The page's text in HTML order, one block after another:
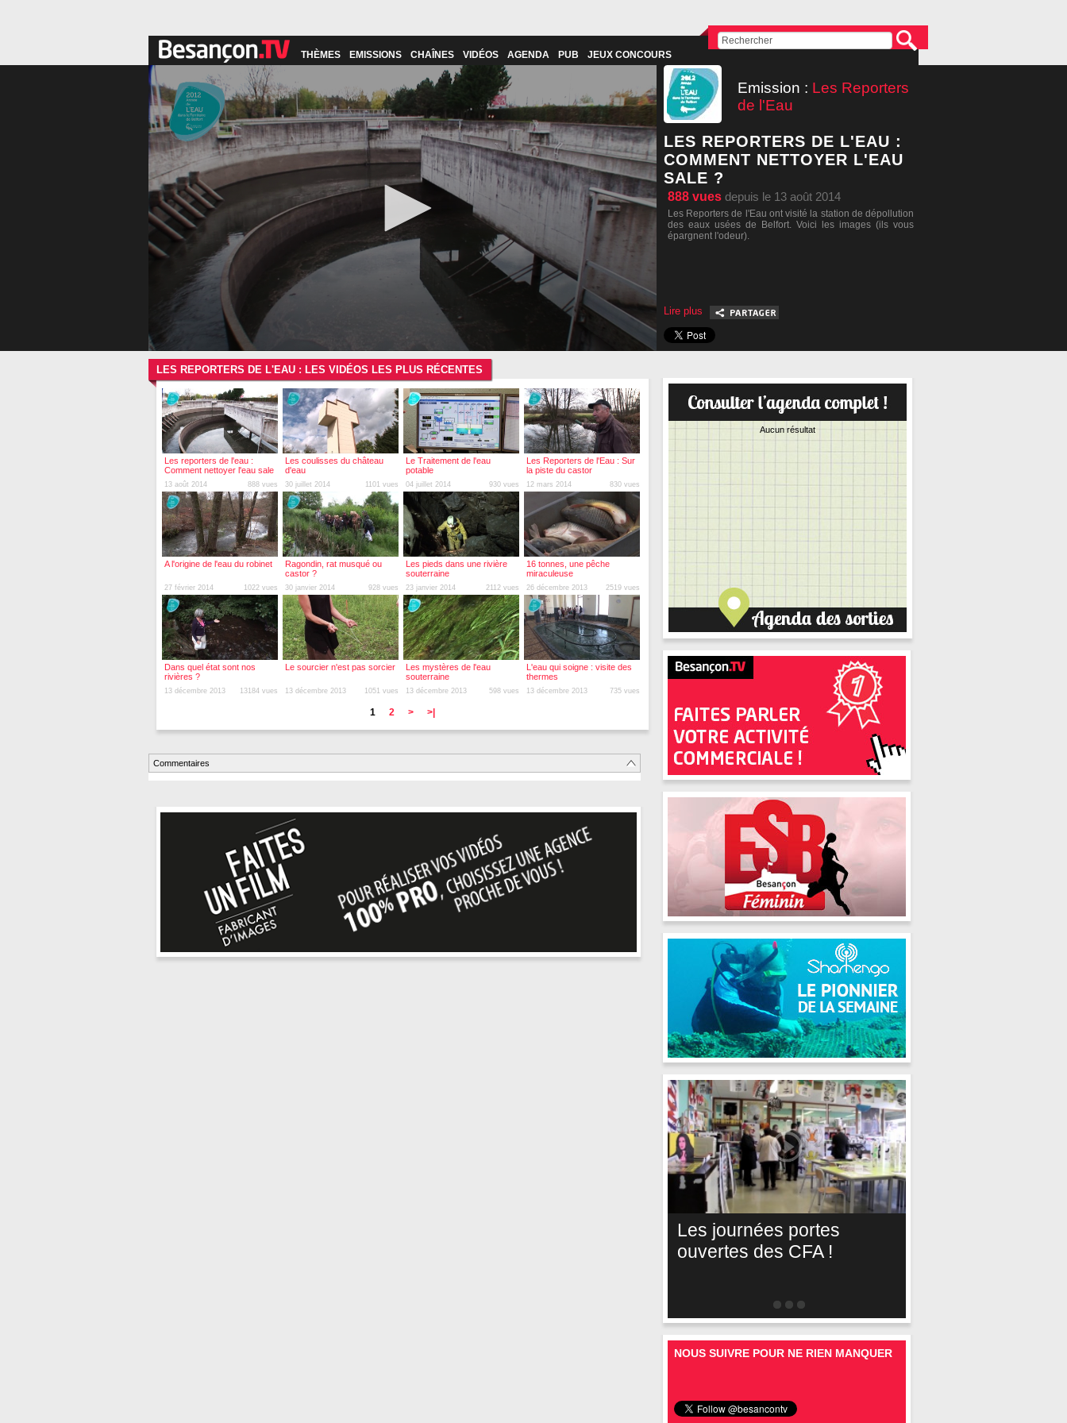
THÈMES EMISSIONS CHAÎNES VIDÉOS AGENDA PUB JEUX CONCOURS
Emission : Les Reporters
de l'Eau
LES REPORTERS DE L'EAU :
COMMENT NETTOYER L'EAU
SALE ?
888 vues depuis le 13 août 2014
Les Reporters de l'Eau ont visité la station de dépollution
des eaux usées de Belfort. Voici les images (ils vous
épargnent l'odeur).
Lire plus
LES REPORTERS DE L'EAU : LES VIDÉOS LES PLUS RÉCENTES
Les reporters de l'eau :
Comment nettoyer l'eau sale
?13 août 2014 888 vues
Les coulisses du château
d'eau
30 juillet 2014 1101 vues
Le Traitement de l'eau
potable
04 juillet 2014 930 vues
Les Reporters de l'Eau : Sur
la piste du castor
12 mars 2014 830 vues
A l'origine de l'eau du robinet
27 février 2014 1022 vues
Ragondin, rat musqué ou
castor ?
30 janvier 2014 928 vues
Les pieds dans une rivière
souterraine
23 janvier 2014 2112 vues
16 tonnes, une pêche
miraculeuse
26 décembre 2013 2519 vues
Dans quel état sont nos
rivières ?
13 décembre 2013 13184 vues
Le sourcier n'est pas sorcier
13 décembre 2013 1051 vues
Les mystères de l'eau
souterraine
13 décembre 2013 598 vues
L'eau qui soigne : visite des
thermes
13 décembre 2013 735 vues
1 2 > >|
Commentaires
Aucun résultat
Les journées portes
ouvertes des CFA !
NOUS SUIVRE POUR NE RIEN MANQUER